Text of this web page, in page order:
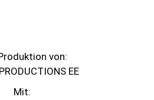
von:
EE
Mit: